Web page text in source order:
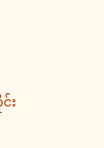
း